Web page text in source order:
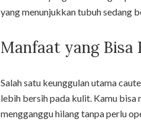
yang menunjukkan tubuh sedang
Manfaat yang Bisa
Salah satu keunggulan utama
lebih bersih pada kulit. Kamu
mengganggu hilang tanpa perlu